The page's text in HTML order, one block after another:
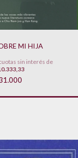
MI HIJA
sin interés de